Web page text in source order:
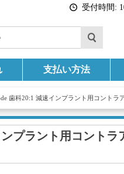
受付時間:
支払い方法
歯科20:1 減速インプラント用コントラ
プラント用コントラ